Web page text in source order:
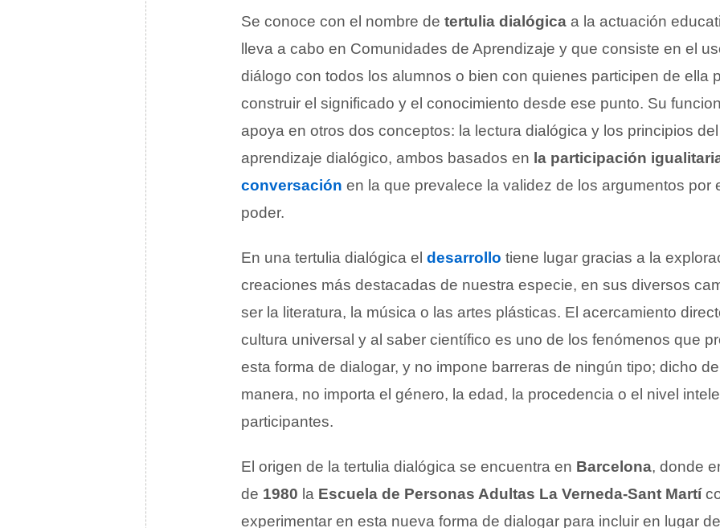
Se conoce con el nombre de tertulia dialógica a la actuación
lleva a cabo en Comunidades de Aprendizaje y que consiste en el
diálogo con todos los alumnos o bien con quienes participen de ella
construir el significado y el conocimiento desde ese punto. Su
apoya en otros dos conceptos: la lectura dialógica y los principios del
aprendizaje dialógico, ambos basados en la participación
conversación en la que prevalece la validez de los argumentos por
poder.
En una tertulia dialógica el desarrollo tiene lugar gracias a la
creaciones más destacadas de nuestra especie, en sus diversos
ser la literatura, la música o las artes plásticas. El acercamiento
cultura universal y al saber científico es uno de los fenómenos que
esta forma de dialogar, y no impone barreras de ningún tipo; dicho
manera, no importa el género, la edad, la procedencia o el nivel
participantes.
El origen de la tertulia dialógica se encuentra en Barcelona, donde
de 1980 la Escuela de Personas Adultas La Verneda-Sant Martí
experimentar en esta nueva forma de dialogar para incluir en lugar